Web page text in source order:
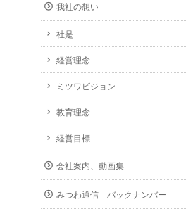
我社の想い
社是
経営理念
ミツワビジョン
教育理念
経営目標
会社案内、動画集
みつわ通信 バックナンバー